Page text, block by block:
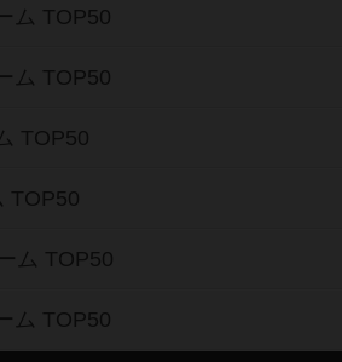
ム TOP50
ム TOP50
TOP50
TOP50
ム TOP50
ム TOP50